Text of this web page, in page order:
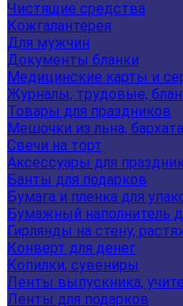
Чистящие средства
Кожгалантерея
Для мужчин
Документы бланки
Медицинские карты и
Журналы, трудовые,
Товары для праздников
Мешочки из льна, бархата
Свечи на торт
Аксессуары для
Банты для подарков
Бумага и пленка для
Бумажный наполнитель
Гирлянды на стену,
Конверт для денег
Копилки, сувениры
Ленты выпускника,
Ленты для подарков